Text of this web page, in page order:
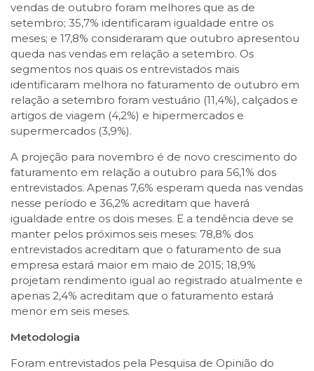
vendas de outubro foram melhores que as de
setembro; 35,7% identificaram igualdade entre os
meses; e 17,8% consideraram que outubro apresentou
queda nas vendas em relação a setembro. Os
segmentos nos quais os entrevistados mais
identificaram melhora no faturamento de outubro em
relação a setembro foram vestuário (11,4%), calçados e
artigos de viagem (4,2%) e hipermercados e
supermercados (3,9%).
A projeção para novembro é de novo crescimento do
faturamento em relação a outubro para 56,1% dos
entrevistados. Apenas 7,6% esperam queda nas vendas
nesse período e 36,2% acreditam que haverá
igualdade entre os dois meses. E a tendência deve se
manter pelos próximos seis meses: 78,8% dos
entrevistados acreditam que o faturamento de sua
empresa estará maior em maio de 2015; 18,9%
projetam rendimento igual ao registrado atualmente e
apenas 2,4% acreditam que o faturamento estará
menor em seis meses.
Metodologia
Foram entrevistados pela Pesquisa de Opinião do